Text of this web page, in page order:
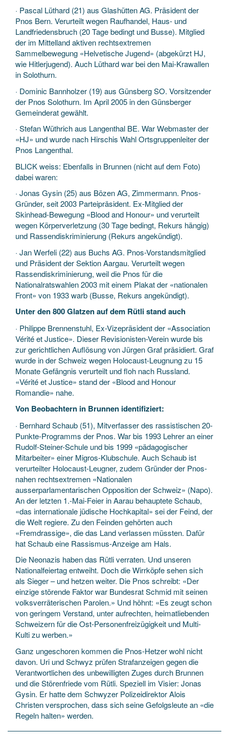
· Pascal Lüthard (21) aus Glashütten AG. Präsident der
Pnos Bern. Verurteilt wegen Raufhandel, Haus- und
Landfriedensbruch (20 Tage bedingt und Busse). Mitglied
der im Mittelland aktiven rechtsextremen
Sammelbewegung «Helvetische Jugend» (abgekürzt HJ,
wie Hitlerjugend). Auch Lüthard war bei den Mai-Krawallen
in Solothurn.
· Dominic Bannholzer (19) aus Günsberg SO. Vorsitzender
der Pnos Solothurn. Im April 2005 in den Günsberger
Gemeinderat gewählt.
· Stefan Wüthrich aus Langenthal BE. War Webmaster der
«HJ» und wurde nach Hirschis Wahl Ortsgruppenleiter der
Pnos Langenthal.
BLICK weiss: Ebenfalls in Brunnen (nicht auf dem Foto)
dabei waren:
· Jonas Gysin (25) aus Bözen AG, Zimmermann. Pnos-
Gründer, seit 2003 Parteipräsident. Ex-Mitglied der
Skinhead-Bewegung «Blood and Honour» und verurteilt
wegen Körperverletzung (30 Tage bedingt, Rekurs hängig)
und Rassendiskriminierung (Rekurs angekündigt).
· Jan Werfeli (22) aus Buchs AG. Pnos-Vorstandsmitglied
und Präsident der Sektion Aargau. Verurteilt wegen
Rassendiskriminierung, weil die Pnos für die
Nationalratswahlen 2003 mit einem Plakat der «nationalen
Front» von 1933 warb (Busse, Rekurs angekündigt).
Unter den 800 Glatzen auf dem Rütli stand auch
· Philippe Brennenstuhl, Ex-Vizepräsident der «Association
Vérité et Justice». Dieser Revisionisten-Verein wurde bis
zur gerichtlichen Auflösung von Jürgen Graf präsidiert. Graf
wurde in der Schweiz wegen Holocaust-Leugnung zu 15
Monate Gefängnis verurteilt und floh nach Russland.
«Vérité et Justice» stand der «Blood and Honour
Romandie» nahe.
Von Beobachtern in Brunnen identifiziert:
· Bernhard Schaub (51), Mitverfasser des rassistischen 20-
Punkte-Programms der Pnos. War bis 1993 Lehrer an einer
Rudolf-Steiner-Schule und bis 1999 «pädagogischer
Mitarbeiter» einer Migros-Klubschule. Auch Schaub ist
verurteilter Holocaust-Leugner, zudem Gründer der Pnos-
nahen rechtsextremen «Nationalen
ausserparlamentarischen Opposition der Schweiz» (Napo).
An der letzten 1.-Mai-Feier in Aarau behauptete Schaub,
«das internationale jüdische Hochkapital» sei der Feind, der
die Welt regiere. Zu den Feinden gehörten auch
«Fremdrassige», die das Land verlassen müssten. Dafür
hat Schaub eine Rassismus-Anzeige am Hals.
Die Neonazis haben das Rütli verraten. Und unseren
Nationalfeiertag entweiht. Doch die Wirrköpfe sehen sich
als Sieger – und hetzen weiter. Die Pnos schreibt: «Der
einzige störende Faktor war Bundesrat Schmid mit seinen
volksverräterischen Parolen.» Und höhnt: «Es zeugt schon
von geringem Verstand, unter aufrechten, heimatliebenden
Schweizern für die Ost-Personenfreizügigkeit und Multi-
Kulti zu werben.»
Ganz ungeschoren kommen die Pnos-Hetzer wohl nicht
davon. Uri und Schwyz prüfen Strafanzeigen gegen die
Verantwortlichen des unbewilligten Zuges durch Brunnen
und die Störenfriede vom Rütli. Speziell im Visier: Jonas
Gysin. Er hatte dem Schwyzer Polizeidirektor Alois
Christen versprochen, dass sich seine Gefolgsleute an «die
Regeln halten» werden.